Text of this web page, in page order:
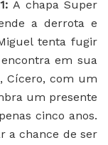
A chapa Super
a derrota e
tenta fugir
em sua
Cícero, com um
um presente
cinco anos.
a chance de ser